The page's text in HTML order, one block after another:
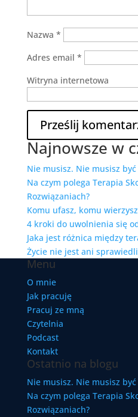
Nazwa *
Adres email *
Witryna internetowa
Najnowsze w
Nie musisz. Nie musisz
Na czym polega Terapia
Rozwiązaniach?
Komu ufasz, komu
4 kroki do uwolnienia się
Jaka jest różnica między
Życie nie jest ani
Menu
O mnie
Jak pracuję
Pracuj ze mną
Czytelnia
Podcast
Kontakt
Ostatnio na blogu
Nie musisz. Nie musisz
Na czym polega Terapia
Rozwiązaniach?